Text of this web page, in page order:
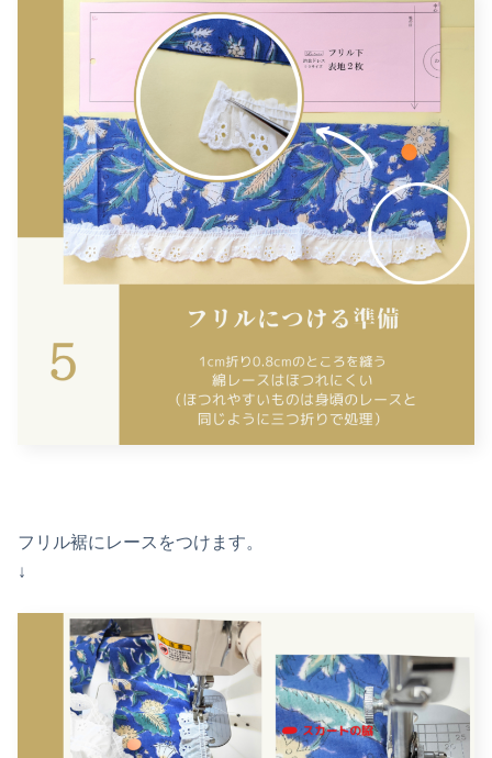
フリル裾にレースをつけます。
↓